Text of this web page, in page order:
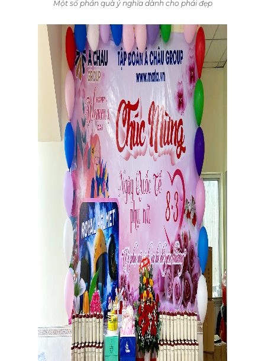
Một số phần quà ý nghĩa dành cho phái đẹp